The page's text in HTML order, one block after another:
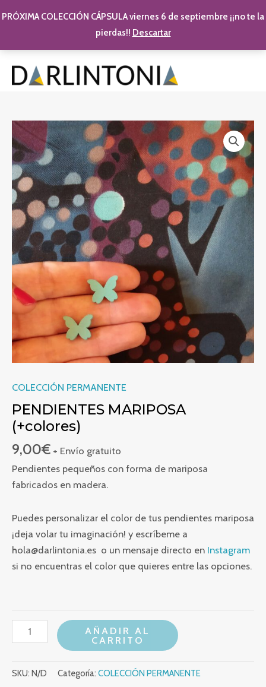
COLECCIÓN PERMANENTE
PENDIENTES MARIPOSA
(+colores)
9,00€ + Envío gratuito
Pendientes pequeños con forma de mariposa
fabricados en madera.
Puedes personalizar el color de tus pendientes mariposa
¡deja volar tu imaginación! y escríbeme a
hola@darlintonia.es o un mensaje directo en Instagram
si no encuentras el color que quieres entre las opciones.
PENDIENTES MARIPOSA (+colores) cantidad
AÑADIR AL
CARRITO
SKU: N/D Categoría: COLECCIÓN PERMANENTE
PRÓXIMA COLECCIÓN CÁPSULA viernes 6 de septiembre ¡¡no te la
pierdas!! Descartar